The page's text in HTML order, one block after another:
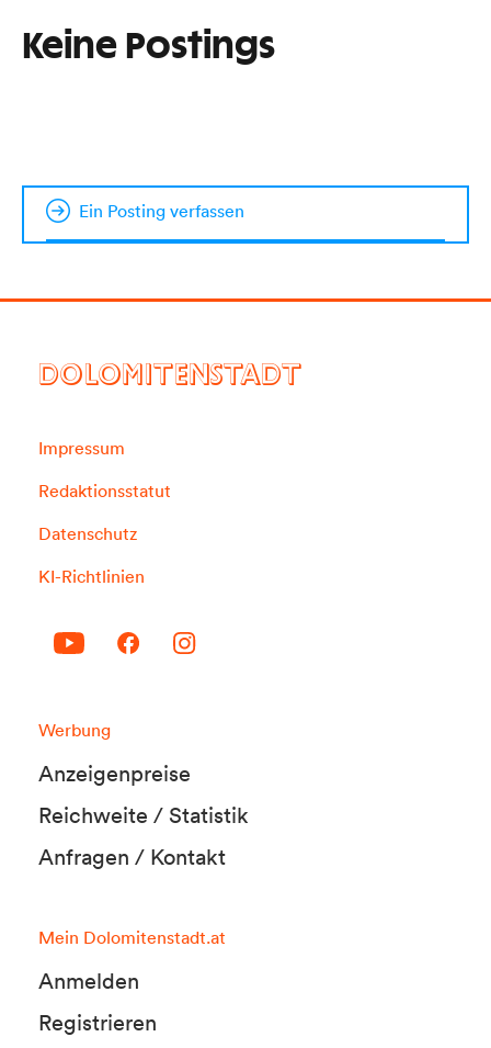
Keine Postings
Ein Posting verfassen
DOLOMITENSTADT
Impressum
Redaktionsstatut
Datenschutz
KI-Richtlinien
Werbung
Anzeigenpreise
Reichweite / Statistik
Anfragen / Kontakt
Mein Dolomitenstadt.at
Anmelden
Registrieren